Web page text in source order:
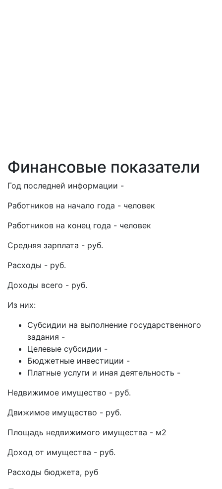
Финансовые показатели
Год последней информации -
Работников на начало года - человек
Работников на конец года - человек
Средняя зарплата - руб.
Расходы - руб.
Доходы всего - руб.
Из них:
Субсидии на выполнение государственного
задания -
Целевые субсидии -
Бюджетные инвестиции -
Платные услуги и иная деятельность -
Недвижимое имущество - руб.
Движимое имущество - руб.
Площадь недвижимого имущества - м2
Доход от имущества - руб.
Расходы бюджета, руб